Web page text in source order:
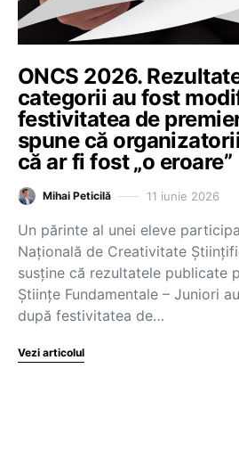
ONCS 2026.
categorii au fost
festivitatea de
spune că
că ar fi fost „o eroare”
Mihai Peticilă 11 iunie 2026
Un părinte al unei eleve
Națională de Creativitate
susține că rezultatele publicate
Științe Fundamentale – Juniori
după festivitatea de…
Vezi articolul